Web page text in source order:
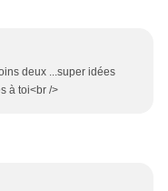
deux ...super idées
à toi<br />